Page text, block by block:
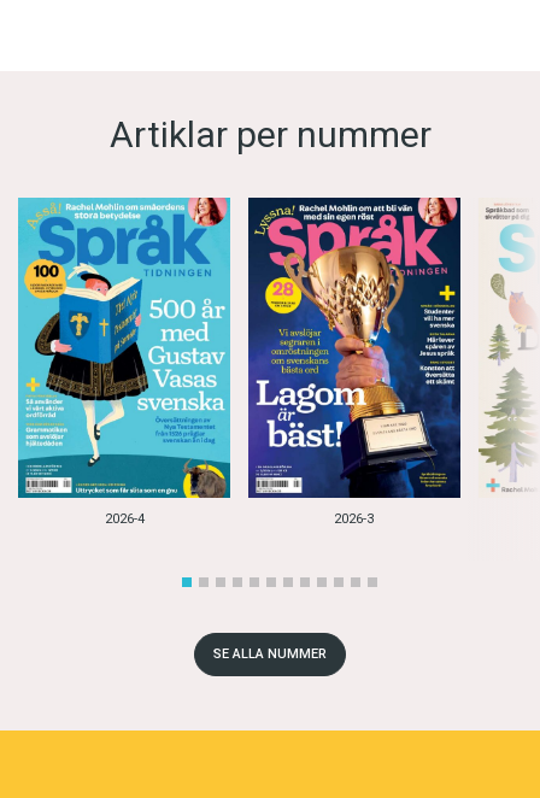
Artiklar per nummer
2026-4 2026-3
SE ALLA NUMMER